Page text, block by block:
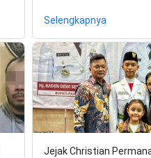
Selengkapnya
Jejak Christian